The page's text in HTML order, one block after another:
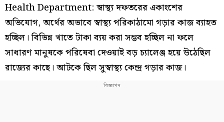
Health Department: স্বাস্থ্য দফতরের একাংশের
অভিযোগ, অর্থের অভাবে স্বাস্থ্য পরিকাঠামো গড়ার কাজ ব্যাহত
হচ্ছিল। বিভিন্ন খাতে টাকা ব্যয় করা সম্ভব হচ্ছিল না ফলে
সাধারণ মানুষকে পরিষেবা দেওয়াই বড় চ্যালেঞ্জ হয়ে উঠেছিল
রাজ্যের কাছে। আটকে ছিল সুস্বাস্থ্য কেন্দ্র গড়ার কাজ।